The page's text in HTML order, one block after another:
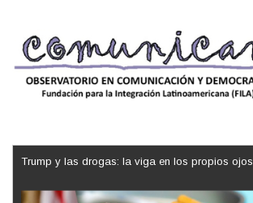
Trump y las drogas: la viga en los propios ojos